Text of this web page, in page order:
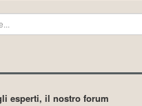
esperti, il nostro forum